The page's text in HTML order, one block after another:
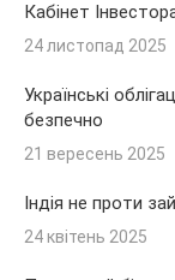
Кабінет
24 листопад 2025
Українські
безпечно
21 вересень 2025
Індія не проти
24 квітень 2025